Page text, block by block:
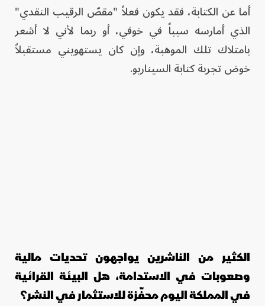
أما عن الكتابة، فقد يكون فعلاً "مقصّ الرقيب النقدي"
الذي أمارسه سبباً في خوفي، أو ربما لأني لا أشعر
بامتلاك تلك الموهبة، وإن كان يستهويني مستقبلاً
خوض تجربة كتابة السيناريو.
الكثير من الناشرين يواجهون تحديات مالية
وصعوبات في الاستدامة، هل البيئة القرائية
في المملكة اليوم محفّزة للاستثمار في النشر؟